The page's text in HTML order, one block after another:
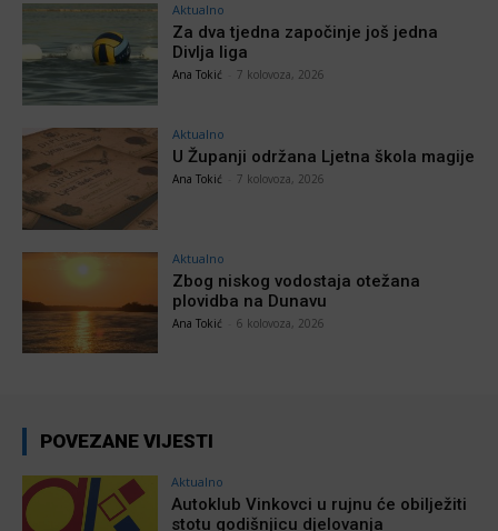
Aktualno
Za dva tjedna započinje još jedna
Divlja liga
Ana Tokić 7 kolovoza, 2026
Aktualno
U Županji održana Ljetna škola magije
Ana Tokić 7 kolovoza, 2026
Aktualno
Zbog niskog vodostaja otežana
plovidba na Dunavu
Ana Tokić 6 kolovoza, 2026
POVEZANE VIJESTI
Aktualno
Autoklub Vinkovci u rujnu će obilježiti
stotu godišnjicu djelovanja